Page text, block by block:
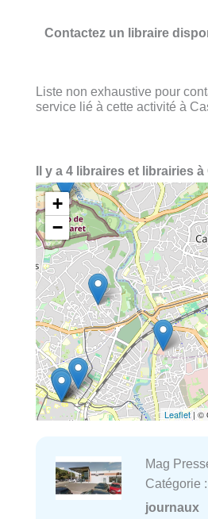
Contactez un libraire
Liste non exhaustive pour
service lié à cette activité à
Il y a 4 libraires et librairies
+
−
Leaflet| ©
Mag
Catégorie :
journaux